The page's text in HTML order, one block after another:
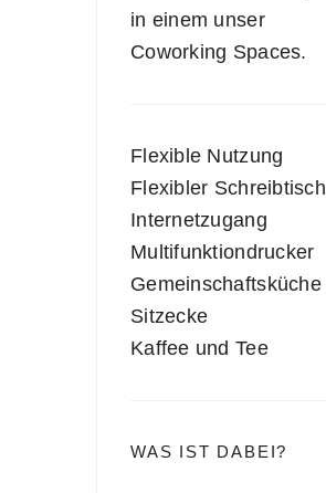
in einem unser
Coworking Spaces.
Flexible Nutzung
Flexibler Schreibtisch
Internetzugang
Multifunktiondrucker
Gemeinschaftsküche
Sitzecke
Kaffee und Tee
WAS IST DABEI?